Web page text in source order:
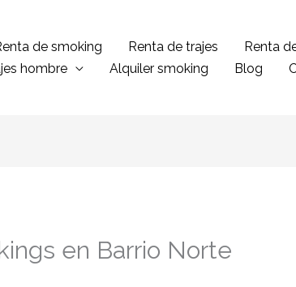
de smoking Renta de trajes Renta
hombre
Alquiler smoking Blog
en Barrio Norte